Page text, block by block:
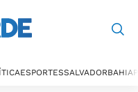
ESPORTESSALVADORBAHIA